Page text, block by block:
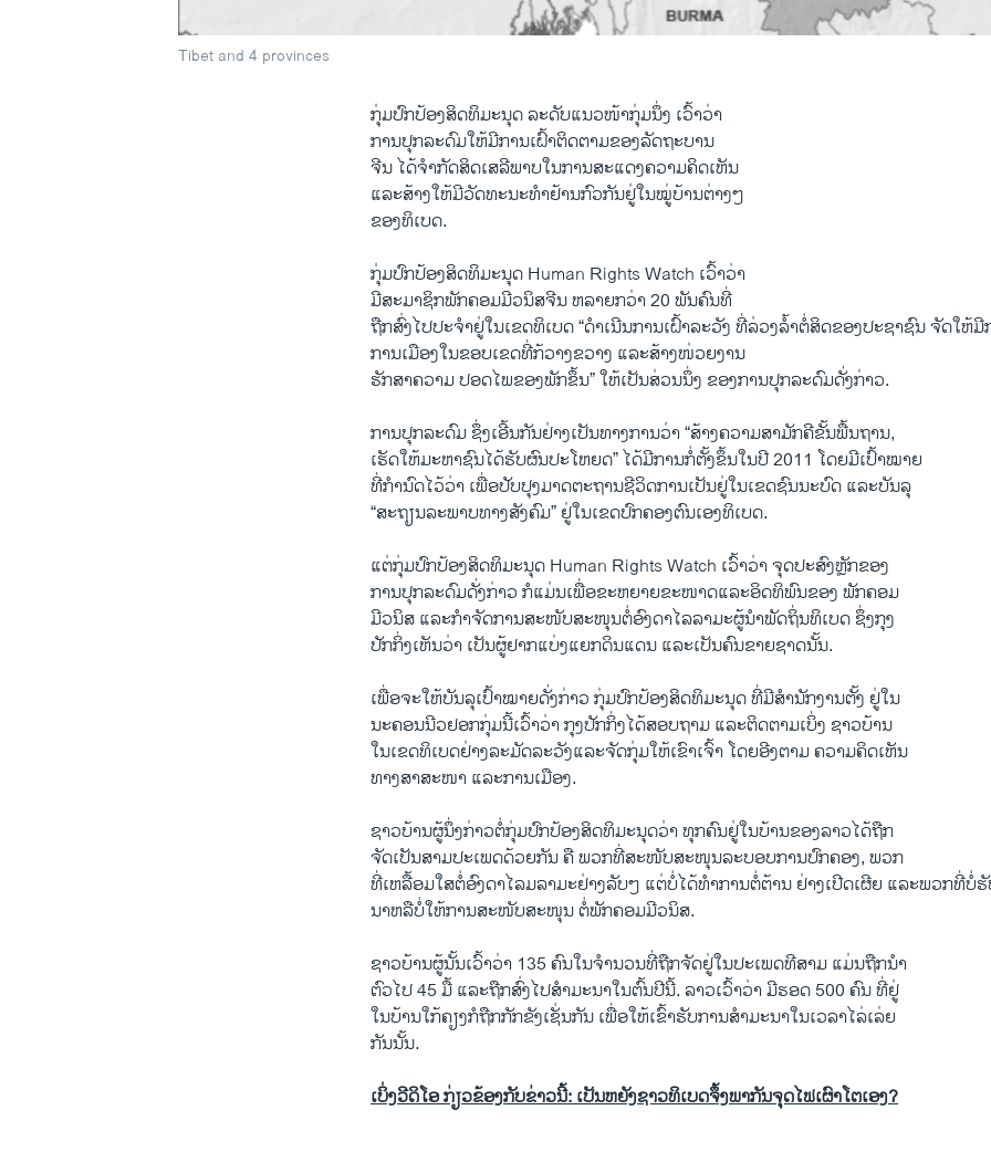
Tibet and 4 provinces
ກຸ່ມປົກປ້ອງສິດທິມະນຸດ ລະດັບແນວໜ້າກຸ່ມນຶ່ງ ເວົ້າວ່າ
ການປຸກລະດົມໃຫ້ມີການເຝົ້າຕິດຕາມຂອງລັດຖະບານ
ຈີນ ໄດ້ຈໍາກັດສິດເສລີພາບໃນການສະແດງຄວາມຄິດເຫັນ
ແລະສ້າງໃຫ້ມີວັດທະນະທໍາຢ້ານກົວກັນຢູ່ໃນໝູ່ບ້ານຕ່າງໆ
ຂອງທິເບດ.
ກຸ່ມປົກປ້ອງສິດທິມະນຸດ Human Rights Watch ເວົ້າວ່າ
ມີສະມາຊິກພັກຄອມມີວນິສຈີນ ຫລາຍກວ່າ 20 ພັນຄົນທີ່
ຖືກສົ່ງໄປປະຈໍາຢູ່ໃນເຂດທິເບດ “ດໍາເນີນການເຝົ້າລະວັງ ທີ່ລ່ວງລໍ້າຕໍ່ສິດຂອງປະຊາຊົນ ຈັດໃຫ້
ການເມືອງໃນຂອບເຂດທີ່ກ້ວາງຂວາງ ແລະສ້າງໜ່ວຍງານ
ຮັກສາຄວາມ ປອດໄພຂອງພັກຂຶ້ນ” ໃຫ້ເປັນສ່ວນນຶ່ງ ຂອງການປຸກລະດົມດັ່ງກ່າວ.
ການປຸກລະດົມ ຊຶ່ງເອີ້ນກັນຢ່າງເປັນທາງການວ່າ “ສ້າງຄວາມສາມັກຄີຂັ້ນພື້ນຖານ,
ເຮັດໃຫ້ມະຫາຊົນໄດ້ຮັບຜົນປະໂຫຍດ” ໄດ້ມີການກໍ່ຕັ້ງຂຶ້ນໃນປີ 2011 ໂດຍມີເປົ້າໝາຍ
ທີ່ກໍານົດໄວ້ວ່າ ເພື່ອປັບປຸງມາດຕະຖານຊີວິດການເປັນຢູ່ໃນເຂດຊົນນະບົດ ແລະບັນລຸ
“ສະຖຽນລະພາບທາງສັງຄົມ” ຢູ່ໃນເຂດປົກຄອງຕົນເອງທິເບດ.
ແຕ່ກຸ່ມປົກປ້ອງສິດທິມະນຸດ Human Rights Watch ເວົ້າວ່າ ຈຸດປະສົງຫຼັກຂອງ
ການປຸກລະດົມດັ່ງກ່າວ ກໍແມ່ນເພື່ອຂະຫຍາຍຂະໜາດແລະອິດທິພົນຂອງ ພັກຄອມ
ມີວນິສ ແລະກໍາຈັດການສະໜັບສະໜຸນຕໍ່ອົງດາໄລລາມະຜູ້ນໍາພັດຖິ່ນທິເບດ ຊຶ່ງກຸງ
ປັກກິ່ງເຫັນວ່າ ເປັນຜູ້ຢາກແບ່ງແຍກດິນແດນ ແລະເປັນຄົນຂາຍຊາດນັ້ນ.
ເພື່ອຈະໃຫ້ບັນລຸເປົ້າໝາຍດັ່ງກ່າວ ກຸ່ມປົກປ້ອງສິດທິມະນຸດ ທີ່ມີສໍານັກງານຕັ້ງ ຢູ່ໃນ
ນະຄອນນີວຢອກກຸ່ມນີ້ເວົ້າວ່າ ກຸງປັກກິ່ງໄດ້ສອບຖາມ ແລະຕິດຕາມເບິ່ງ ຊາວບ້ານ
ໃນເຂດທິເບດຢ່າງລະມັດລະວັງແລະຈັດກຸ່ມໃຫ້ເຂົາເຈົ້າ ໂດຍອີງຕາມ ຄວາມຄິດເຫັນ
ທາງສາສະໜາ ແລະການເມືອງ.
ຊາວບ້ານຜູ້ນຶ່ງກ່າວຕໍ່ກຸ່ມປົກປ້ອງສິດທິມະນຸດວ່າ ທຸກຄົນຢູ່ໃນບ້ານຂອງລາວໄດ້ຖືກ
ຈັດເປັນສາມປະເພດດ້ວຍກັນ ຄື ພວກທີ່ສະໜັບສະໜຸນລະບອບການປົກຄອງ, ພວກ
ທີ່ເຫລື້ອມໃສຕໍ່ອົງດາໄລມລາມະຢ່າງລັບໆ ແຕ່ບໍ່ໄດ້ທໍາການຕໍ່ຕ້ານ ຢ່າງເປີດເຜີຍ ແລະພວກທີ່ບໍ່ຮັ
ນາຫລືບໍ່ໃຫ້ການສະໜັບສະໜຸນ ຕໍ່ພັກຄອມມີວນິສ.
ຊາວບ້ານຜູ້ນັ້ນເວົ້າວ່າ 135 ຄົນໃນຈໍານວນທີ່ຖືກຈັດຢູ່ໃນປະເພດທີສາມ ແມ່ນຖືກນໍາ
ຕົວໄປ 45 ມື້ ແລະຖືກສົ່ງໄປສຳມະນາໃນຕົ້ນປີນີ້. ລາວເວົ້າວ່າ ມີຮອດ 500 ຄົນ ທີ່ຢູ່
ໃນບ້ານໃກ້ຄຽງກໍຖືກກັກຂັງເຊັ່ນກັນ ເພື່ອໃຫ້ເຂົ້າຮັບການສຳມະນາໃນເວລາໄລ່ເລ່ຍ
ກັນນັ້ນ.
ເບິ່ງວີດິໂອ ກ່ຽວຂ້ອງກັບຂ່າວນີ້: ເປັນຫຍັງຊາວທິເບດຈຶ້ງພາກັນຈຸດໄຟເຜົາໂຕເອງ?